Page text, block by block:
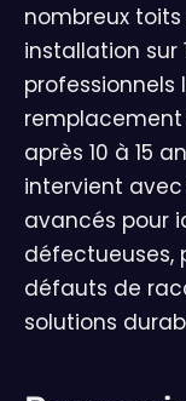
nombreux toits
installation sur
professionnels
après 10 à 15
intervient
avancés pour
défectueuses,
défauts de
solutions